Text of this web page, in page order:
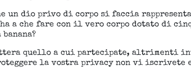
un dio privo di corpo si faccia
a che fare con il vero corpo dotato di
quello a cui partecipate, altrimenti
la vostra privacy non vi